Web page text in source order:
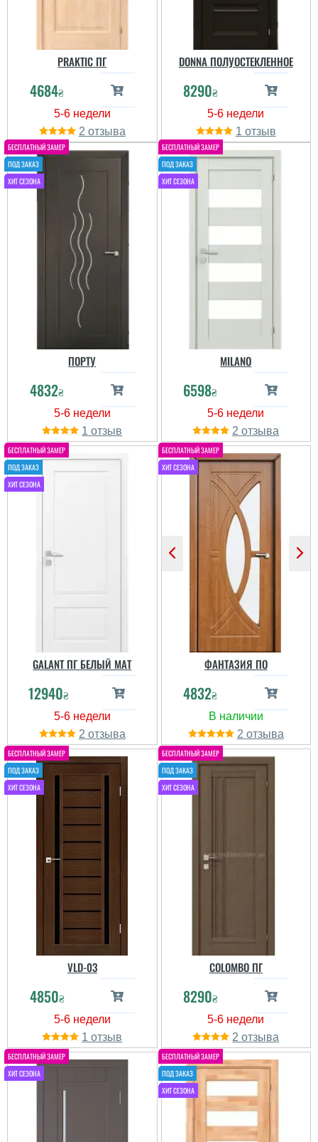
PRAKTIC ПГ
4684₴
2
DONNA ПОЛУОСТЕКЛЕННОЕ
8290₴
1
ПОРТУ
4832₴
1
MILANO
6598₴
2
GALANT ПГ БЕЛЫЙ МАТ
12940₴
2
читати всі відгуки
ФАНТАЗИЯ ПО
4832₴
2
VLD-03
4850₴
1
COLOMBO ПГ
8290₴
2